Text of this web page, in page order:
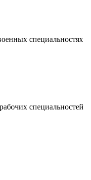
специальностях
специальностей